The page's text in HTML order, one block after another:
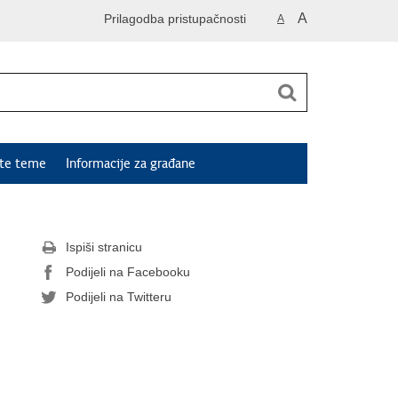
A A
Prilagodba pristupačnosti
teme Informacije za građane
Ispiši stranicu
Podijeli na Facebooku
Podijeli na Twitteru